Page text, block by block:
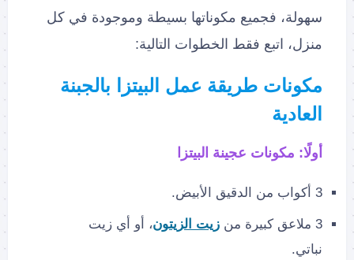
سهولة، فجميع مكوناتها بسيطة وموجودة في كل
منزل، اتبع فقط الخطوات التالية:
مكونات طريقة عمل البيتزا بالجبنة
العادية
أولًا: مكونات عجينة البيتزا
3 أكواب من الدقيق الأبيض.
3 ملاعق كبيرة من زيت الزيتون، أو أي زيت
نباتي.